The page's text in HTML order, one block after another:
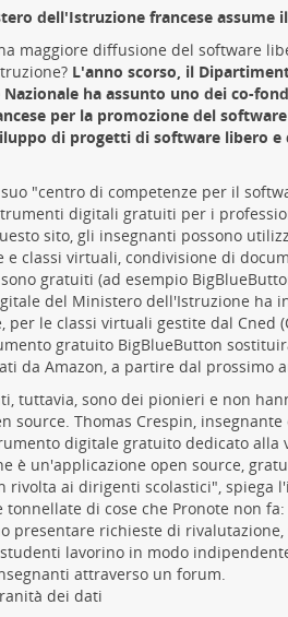
dell'Istruzione francese assume
maggiore diffusione del software
L'anno scorso, il
Nazionale ha assunto uno dei co-
per la promozione del
di progetti di software libero e
"centro di competenze per il
digitali gratuiti per i
sito, gli insegnanti possono
e classi virtuali, condivisione di
gratuiti (ad esempio
del Ministero dell'Istruzione ha
per le classi virtuali gestite dal Cned
gratuito BigBlueButton
da Amazon, a partire dal prossimo
tuttavia, sono dei pionieri e non
source. Thomas Crespin,
digitale gratuito dedicato alla
è un'applicazione open source,
rivolta ai dirigenti scolastici", spiega
di cose che Pronote non
presentare richieste di
lavorino in modo
attraverso un forum.
dei dati